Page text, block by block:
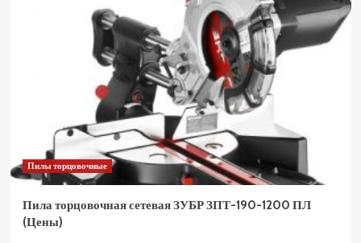
Пилы торцовочные
Пила торцовочная сетевая ЗУБР ЗПТ-190-1200 ПЛ
(Цены)